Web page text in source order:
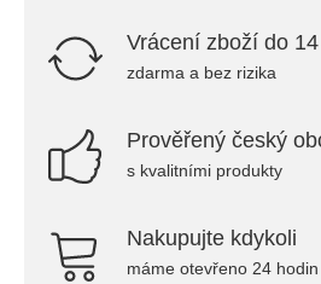
Vrácení zboží do
zdarma a bez rizika
Prověřený český
s kvalitními produkty
Nakupujte kdykoli
máme otevřeno 24